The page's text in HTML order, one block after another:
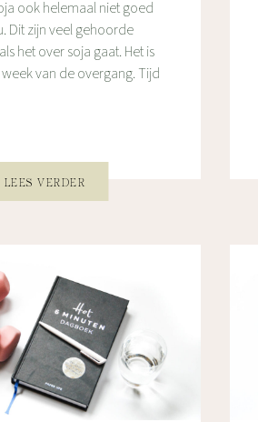
ook helemaal niet goed
Dit zijn veel gehoorde
het over soja gaat. Het is
van de overgang. Tijd
LEES VERDER